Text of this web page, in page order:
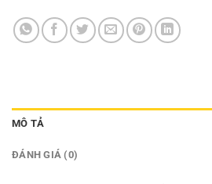
MÔ TẢ
ĐÁNH GIÁ (0)